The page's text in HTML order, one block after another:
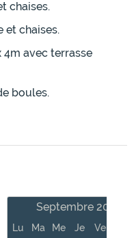
chaises.
et chaises.
4m avec terrasse
boules.
Septembre 2026
Lu Ma Me Je Ve